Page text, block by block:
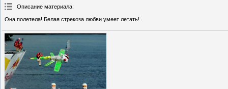
Описание материала:
Она полетела! Белая стрекоза любви умеет летать!